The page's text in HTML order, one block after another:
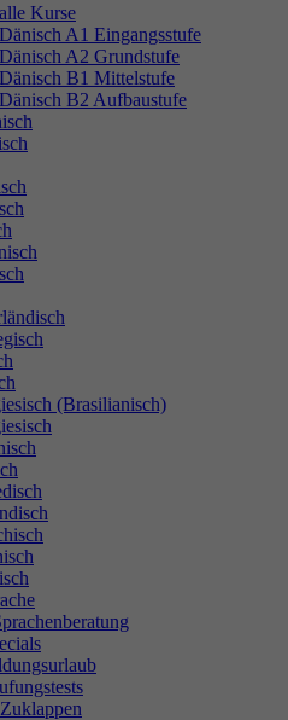
alle Kurse
Dänisch A1 Eingangsstufe
Dänisch A2 Grundstufe
Dänisch B1 Mittelstufe
Dänisch B2 Aufbaustufe
(Brasilianisch)